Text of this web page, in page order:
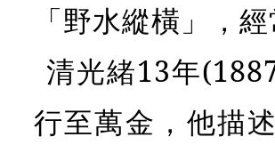
「野水縱橫」，
清光緒13年
行至萬金 ，他描